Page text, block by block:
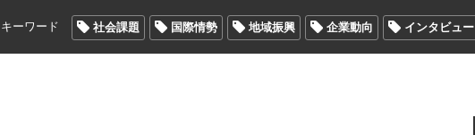
ーワード 社会課題 国際情勢 地域振興 企業動向 インタビュー